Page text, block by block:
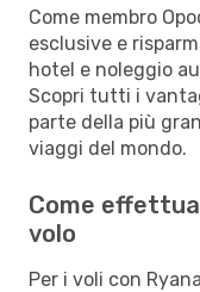
Come membro
esclusive e
hotel e noleggio
Scopri tutti i
parte della più
viaggi del mondo.
Come
volo
Per i voli con